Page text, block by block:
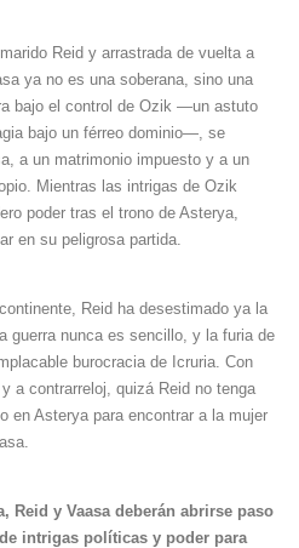
Reid y arrastrada de vuelta a
ya no es una soberana, sino una
bajo el control de Ozik —un astuto
bajo un férreo dominio—, se
a un matrimonio impuesto y a un
Mientras las intrigas de Ozik
poder tras el trono de Asterya,
en su peligrosa partida.
Reid ha desestimado ya la
guerra nunca es sencillo, y la furia de
burocracia de Icruria. Con
a contrarreloj, quizá Reid no tenga
en Asterya para encontrar a la mujer
Reid y Vaasa deberán abrirse paso
intrigas políticas y poder para